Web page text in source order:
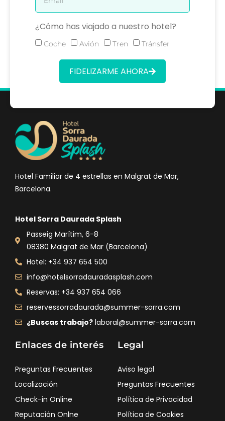
¿Cómo has viajado a nuestro hotel?
Coche Avión Tren Tránsfer
FIDELIZARME AHORA
Hotel Familiar de 4 estrellas en Malgrat de Mar,
Barcelona.
Hotel Sorra Daurada Splash
Passeig Marítim, 6-8
08380 Malgrat de Mar (Barcelona)
Hotel: +34 937 654 500
info@hotelsorradauradasplash.com
Reservas: +34 937 654 066
reservessorradaurada@summer-sorra.com
¿Buscas trabajo?laboral@summer-sorra.com
Enlaces de interés
Preguntas Frecuentes
Localización
Check-in Online
Reputación Onlne
Legal
Aviso legal
Preguntas Frecuentes
Política de Privacidad
Política de Cookies